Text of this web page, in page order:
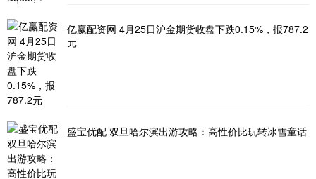
亿赢配资网 4月25日沪金期货收盘下跌0.15%，报787.2
元
盛宝优配 双旦哈尔滨出游攻略：高性价比玩转冰雪童话